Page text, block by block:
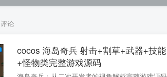
评论
cocos 海岛奇兵 射击+割草+武器+技能
+怪物类完整游戏源码